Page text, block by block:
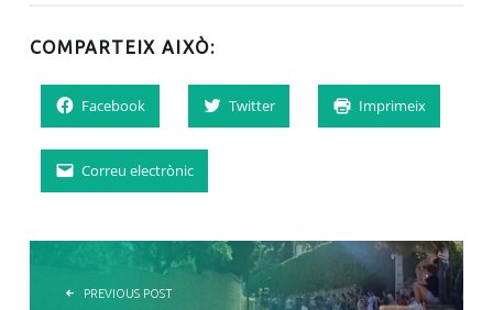
COMPARTEIX AIXÒ:
Facebook Twitter Imprimeix
Correu electrònic
NAVEGACIÓ D'ENTRADES
PREVIOUS POST